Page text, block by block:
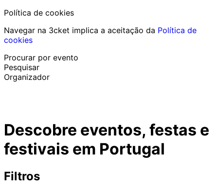
Política de cookies
Navegar na 3cket implica a aceitação da Política de
cookies
Procurar por evento
Pesquisar
Organizador
Ajuda ao participantePerdi o meu bilhete
Login Promover evento
Descobre eventos, festas e
festivais em Portugal
Filtros